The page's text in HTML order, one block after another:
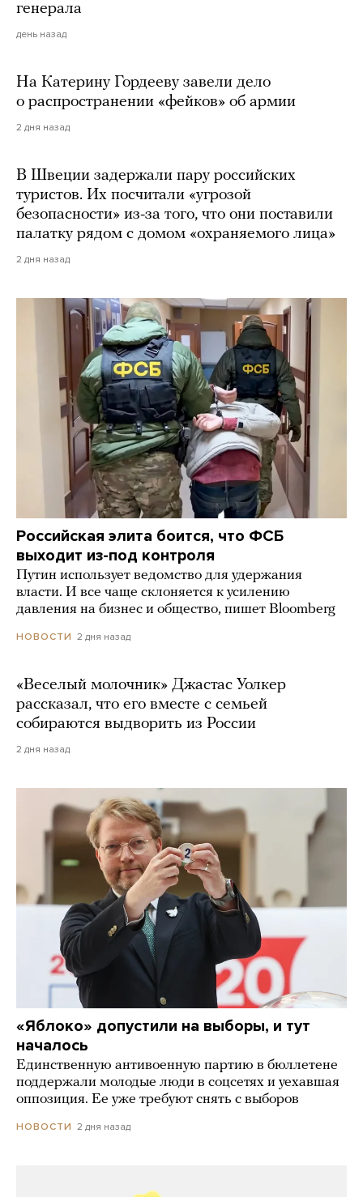
генерала
день назад
На Катерину Гордееву завели дело
о распространении «фейков» об армии
2 дня назад
В Швеции задержали пару российских
туристов. Их посчитали «угрозой
безопасности» из-за того, что они поставили
палатку рядом с домом «охраняемого лица»
2 дня назад
Российская элита боится, что ФСБ
выходит из-под контроля
Путин использует ведомство для удержания
власти. И все чаще склоняется к усилению
давления на бизнес и общество, пишет Bloomberg
НОВОСТИ 2 дня назад
«Веселый молочник» Джастас Уолкер
рассказал, что его вместе с семьей
собираются выдворить из России
2 дня назад
«Яблоко» допустили на выборы, и тут
началось
Единственную антивоенную партию в бюллетене
поддержали молодые люди в соцсетях и уехавшая
оппозиция. Ее уже требуют снять с выборов
НОВОСТИ 2 дня назад